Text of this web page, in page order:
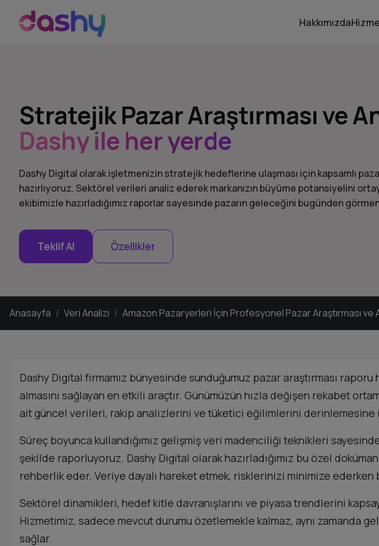
Hakkımızda
Stratejik Pazar Araştırması ve
Dashy ile her yerde
Dashy Digital olarak işletmenizin stratejik hedeflerine ulaşması için kapsamlı
hazırlıyoruz. Sektörel verileri analiz ederek markanızın büyüme potansiyelini
ekibimizle hazırladığımız raporlar sayesinde pazarın geleceğini bugünden
Teklif Al Özellikler
Anasayfa Veri Analizi Amazon Pazaryerleri İçin Profesyonel Pazar Araştırması ve
Dashy Digital firmamız bünyesinde sunduğumuz pazar araştırması
almasını sağlayan en etkili araçtır. Günümüzün hızla değişen rekabet
ait güncel verileri, rakip analizlerini ve tüketici eğilimlerini derinlemesine
Süreç boyunca kullandığımız gelişmiş veri madenciliği teknikleri
şekilde raporluyoruz. Dashy Digital olarak hazırladığımız bu özel
rehberlik eder. Veriye dayalı hareket etmek, risklerinizi minimize ederken
Sektörel dinamikleri, hedef kitle davranışlarını ve piyasa trendlerini
Hizmetimiz, sadece mevcut durumu özetlemekle kalmaz, aynı zamanda
sağlar.